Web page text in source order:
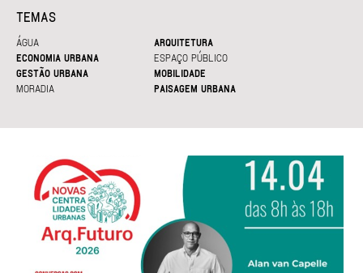
TEMAS
ÁGUA
ARQUITETURA
ECONOMIA URBANA
ESPAÇO PÚBLICO
GESTÃO URBANA
MOBILIDADE
MORADIA
PAISAGEM URBANA